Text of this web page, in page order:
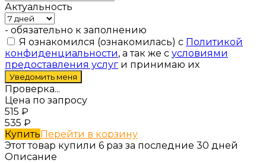
Актуальность
- обязательно к заполнению
Я ознакомился (ознакомилась) с Политикой
конфиденциальности, а так же с условиями
предоставления услуг и принимаю их
Проверка...
Цена по запросу
515 ₽
535 ₽
КупитьПерейти в корзину
Этот товар купили 6 раз за последние 30 дней
Описание